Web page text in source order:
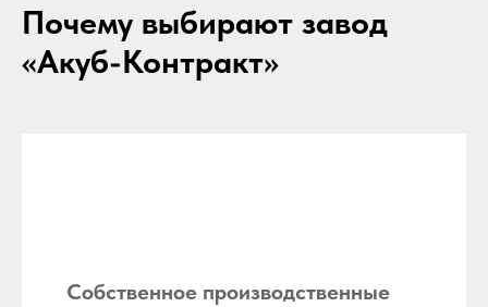
Почему выбирают завод
«Акуб-Контракт»
Собственное производственные